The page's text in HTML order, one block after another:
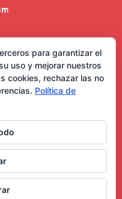
de Uso
para garantizar el
uso y mejorar nuestros
cookies, rechazar las no
Política de